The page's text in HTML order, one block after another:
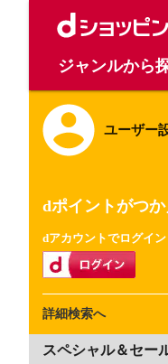
ユーザー
dポイントがつ
dアカウントでログイ
詳細検索へ
スペシャル＆セー
ジャンルから